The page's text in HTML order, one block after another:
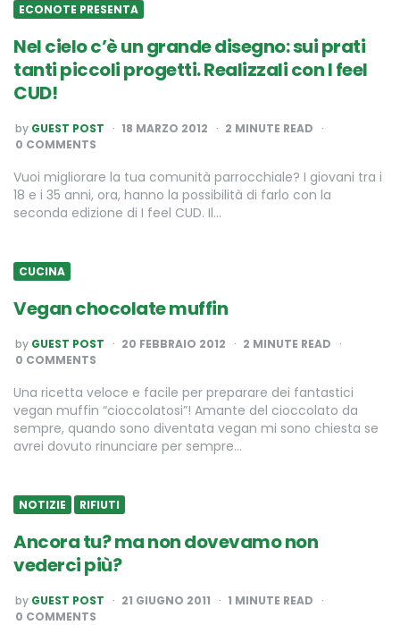
ECONOTE PRESENTA
Nel cielo c’è un grande disegno: sui prati
tanti piccoli progetti. Realizzali con I feel
CUD!
POSTED
BY
by GUEST POST 18 MARZO 2012 2 MINUTE READ
0 COMMENTS
Vuoi migliorare la tua comunità parrocchiale? I giovani tra i
18 e i 35 anni, ora, hanno la possibilità di farlo con la
seconda edizione di I feel CUD. Il…
CUCINA
Vegan chocolate muffin
POSTED
BY
by GUEST POST 20 FEBBRAIO 2012 2 MINUTE READ
0 COMMENTS
Una ricetta veloce e facile per preparare dei fantastici
vegan muffin “cioccolatosi”! Amante del cioccolato da
sempre, quando sono diventata vegan mi sono chiesta se
avrei dovuto rinunciare per sempre…
NOTIZIE RIFIUTI
Ancora tu? ma non dovevamo non
vederci più?
POSTED
BY
by GUEST POST 21 GIUGNO 2011 1 MINUTE READ
0 COMMENTS